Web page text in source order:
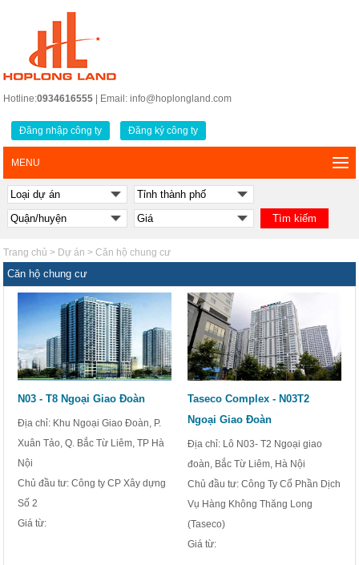
Hotline:0934616555 | Email: info@hoplongland.com
Đăng nhập công ty Đăng ký công ty
MENU
Trang chủ > Dự án >Căn hộ chung cư
Căn hộ chung cư
N03 - T8 Ngoại Giao Đoàn
Địa chỉ: Khu Ngoại Giao Đoàn, P.
Xuân Tảo, Q. Bắc Từ Liêm, TP Hà
Nội
Chủ đầu tư: Công ty CP Xây dựng
Số 2
Giá từ:
Taseco Complex - N03T2
Ngoại Giao Đoàn
Địa chỉ: Lô N03- T2 Ngoại giao
đoàn, Bắc Từ Liêm, Hà Nội
Chủ đầu tư: Công Ty Cổ Phần Dịch
Vụ Hàng Không Thăng Long
(Taseco)
Giá từ: